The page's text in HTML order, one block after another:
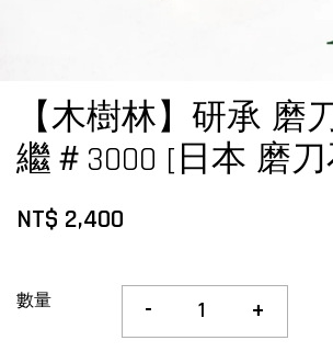
【木樹林】研承 磨
繼＃3000 [日本 磨
NT$ 2,400
數量 - +